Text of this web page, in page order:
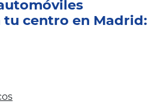
centro en Madrid: